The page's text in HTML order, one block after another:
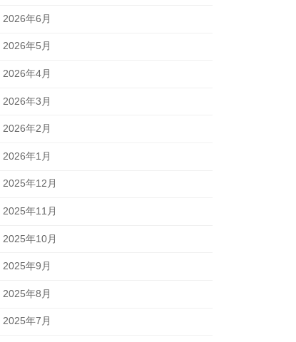
2026年6月
2026年5月
2026年4月
2026年3月
2026年2月
2026年1月
2025年12月
2025年11月
2025年10月
2025年9月
2025年8月
2025年7月